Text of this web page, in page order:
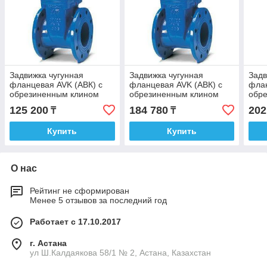
Задвижка чугунная
фланцевая AVK (АВК) с
обрезиненным клином
PN10/16 DN100
125 200 ₸
Купить
Задвижка чугунная
фланцевая AVK (АВК) с
обрезиненным клином
PN10/16 DN125
184 780₸
Купить
О нас
Рейтинг не сформирован
Менее 5 отзывов за последний год
Работает с 17.10.2017
г. Астана
ул Ш.Калдаякова 58/1 № 2, Астана, Казахстан